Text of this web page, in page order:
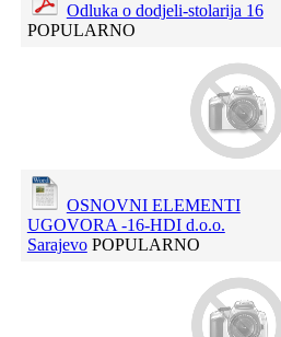
Odluka o dodjeli-stolarija 16
POPULARNO
OSNOVNI ELEMENTI
UGOVORA -16-HDI d.o.o.
Sarajevo POPULARNO